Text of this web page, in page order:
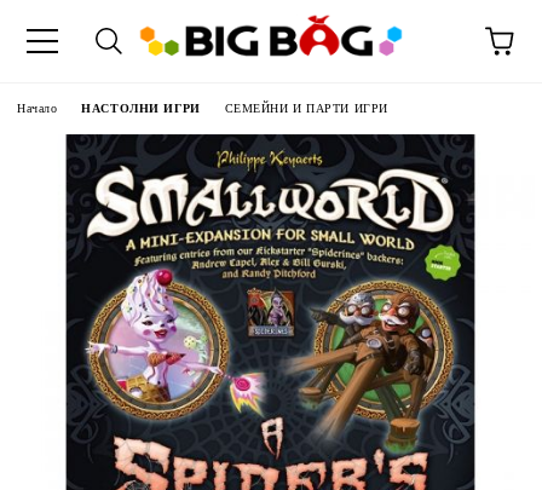
Начало НАСТОЛНИ ИГРИ СЕМЕЙНИ И ПАРТИ ИГРИ